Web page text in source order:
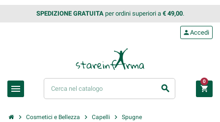
SPEDIZIONE GRATUITAper ordini superiori a € 49,00.
menu search
personAccedi
shopping_cart
0
chevron_right Cosmetici e Bellezza chevron_right Capelli chevron_right Spugne